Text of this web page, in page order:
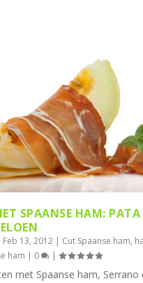
VAN
COMBINATIE MET
...
VOOR GEVORDERDEN:
H...
TUSSEN IBERISCHE EN
IBERISCHE
SPAANSE HAM:
Feb 13, 2012 | Cut Spaanse ham,
ham | 0 |
met Spaanse ham, Serrano